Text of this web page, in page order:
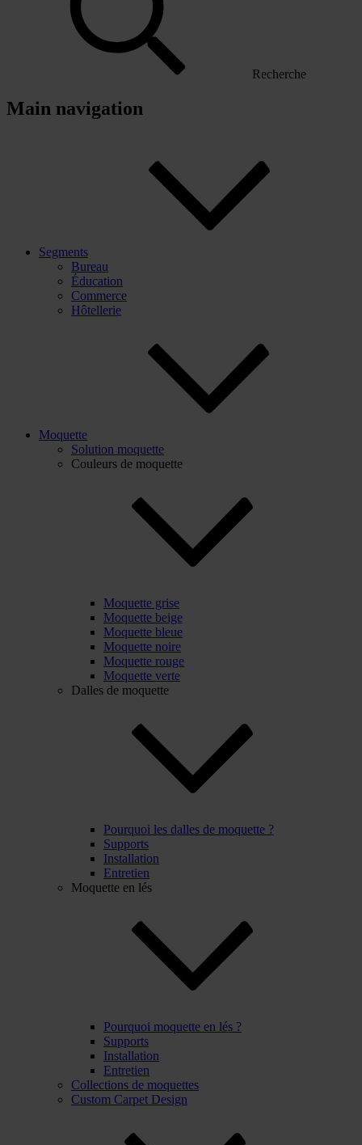
Recherche
Main navigation
Segments
Bureau
Éducation
Commerce
Hôtellerie
Moquette
Solution moquette
Couleurs de moquette
Moquette grise
Moquette beige
Moquette bleue
Moquette noire
Moquette rouge
Moquette verte
Dalles de moquette
Pourquoi les dalles de moquette ?
Supports
Installation
Entretien
Moquette en lés
Pourquoi moquette en lés ?
Supports
Installation
Entretien
Collections de moquettes
Custom Carpet Design